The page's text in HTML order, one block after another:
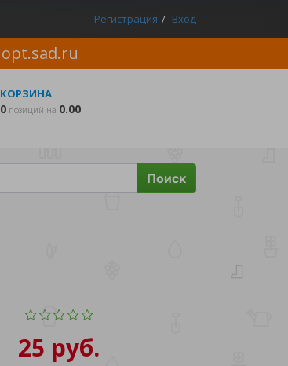
Регистрация Вход
opt.sad.ru
КОРЗИНА
0 позиций на 0.00
Поиск
25 руб.